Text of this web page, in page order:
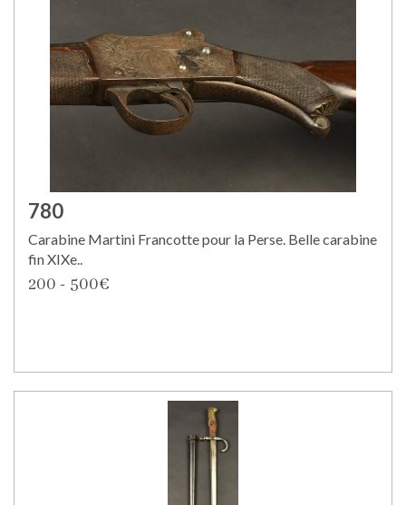
780
Carabine Martini Francotte pour la Perse. Belle carabine
fin XIXe..
200 - 500€